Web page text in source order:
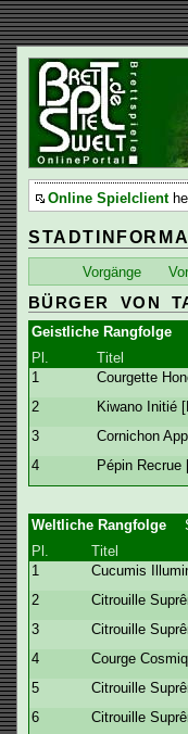
Online Spielclient
Vorgänge
BÜRGER VON
Geistliche Rangfolge
Pl.
Titel
1
Courgette
2
Kiwano Initié
3
Cornichon
4
Pépin Recrue
Weltliche Rangfolge
Pl.
Titel
1
Cucumis
2
Citrouille
3
Citrouille
4
Courge
5
Citrouille
6
Citrouille